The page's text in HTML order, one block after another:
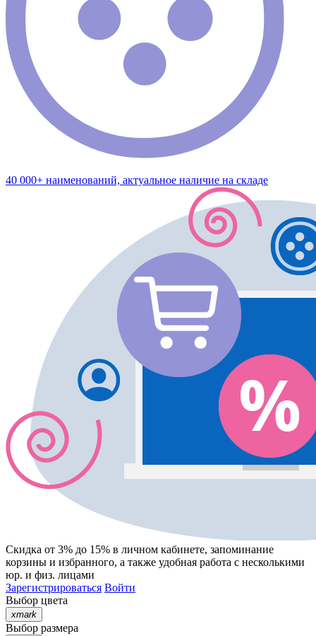
40 000+ наименований, актуальное наличие на складе
Скидка от 3% до 15% в личном кабинете, запоминание
корзины и избранного, а также удобная работа с несколькими
юр. и физ. лицами
Зарегистрироваться Войти
Выбор цвета
xmark
Выбор размера